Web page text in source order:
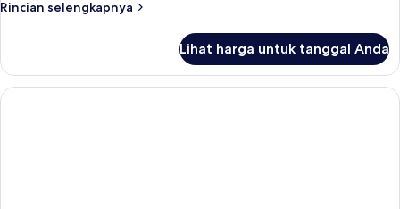
Rincian selengkapnya
Rincian
Kamar
Lihat harga untuk tanggal Anda